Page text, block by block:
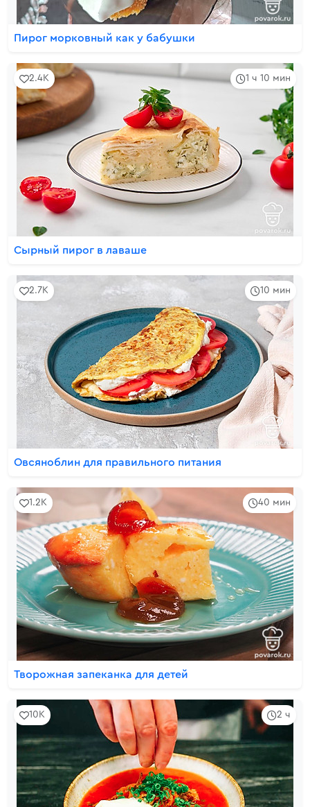
Пирог морковный как у бабушки
1 ч 10 мин
2.4K
Сырный пирог в лаваше
10 мин
2.7K
Овсяноблин для правильного питания
40 мин
1.2K
Творожная запеканка для детей
2 ч
10K